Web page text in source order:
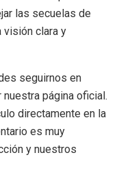
las secuelas de
visión clara y
seguirnos en
página oficial.
directamente en la
es muy
y nuestros